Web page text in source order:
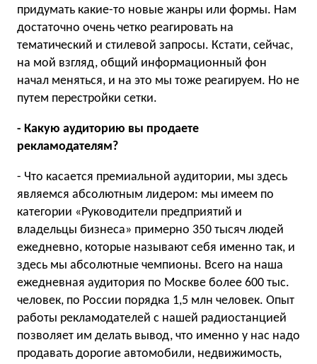
придумать какие-то новые жанры или формы. Нам
достаточно очень четко реагировать на
тематический и стилевой запросы. Кстати, сейчас,
на мой взгляд, общий информационный фон
начал меняться, и на это мы тоже реагируем. Но не
путем перестройки сетки.
- Какую аудиторию вы продаете
рекламодателям?
- Что касается премиальной аудитории, мы здесь
являемся абсолютным лидером: мы имеем по
категории «Руководители предприятий и
владельцы бизнеса» примерно 350 тысяч людей
ежедневно, которые называют себя именно так, и
здесь мы абсолютные чемпионы. Всего на наша
ежедневная аудитория по Москве более 600 тыс.
человек, по России порядка 1,5 млн человек. Опыт
работы рекламодателей с нашей радиостанцией
позволяет им делать вывод, что именно у нас надо
продавать дорогие автомобили, недвижимость,